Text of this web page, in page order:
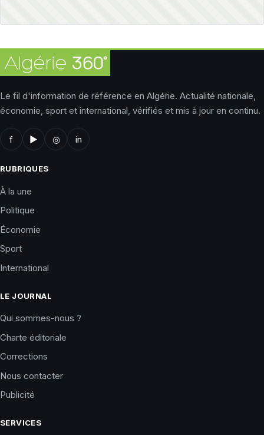
Le fil d'information de référence en Algérie. Actualité nationale,
économie, sport et international, vérifiés et mis à jour en continu.
f ▶ ◎ in
RUBRIQUES
À la une
Politique
Économie
Sport
International
LE JOURNAL
Qui sommes-nous ?
Charte éditoriale
Corrections
Nous contacter
Publicité
SERVICES